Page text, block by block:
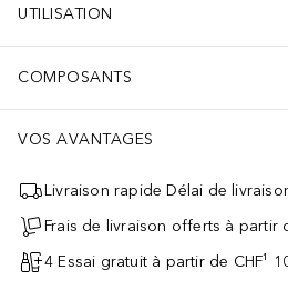
UTILISATION
COMPOSANTS
VOS AVANTAGES
Livraison rapide Délai de
Frais de livraison offerts à partir
4 Essai gratuit à partir de CHF¹